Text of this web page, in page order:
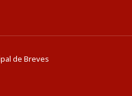
de Breves